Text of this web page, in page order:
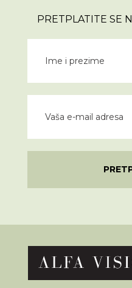
PRETPLATITE SE